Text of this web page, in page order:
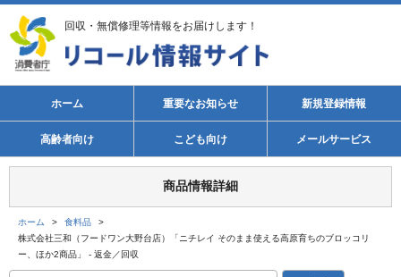
回収・無償修理等情報をお届けします！
ホーム 重要なお知らせ 新規登録情報
高齢者向け こども向け メールサービス
商品情報詳細
ホーム > 食料品
>
株式会社三和（フードワン大野台店）「ニチレイ そのまま使える高原育ちのブロッコリ
ー、ほか2商品」 - 返金／回収